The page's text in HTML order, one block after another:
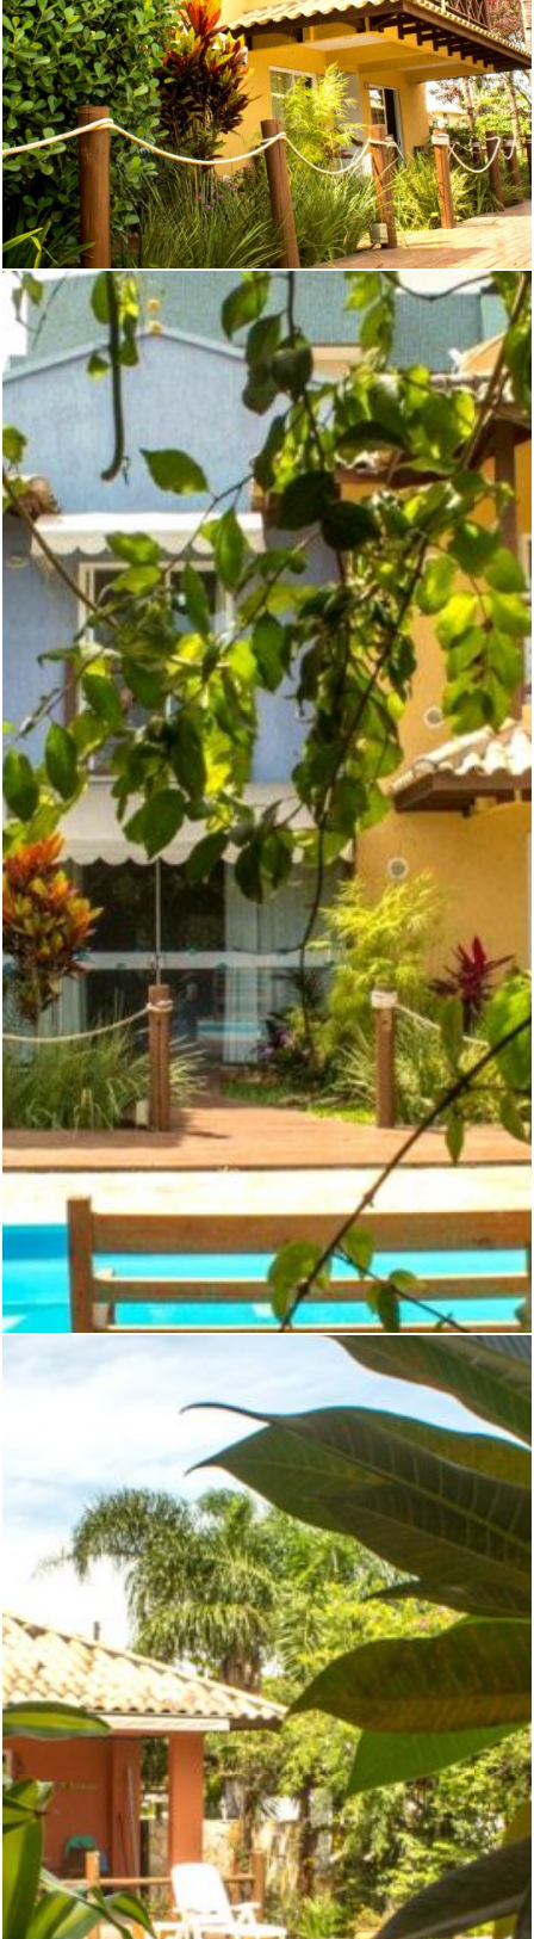
VISTA DOS APTOS.
ÁREA DA PISCINA